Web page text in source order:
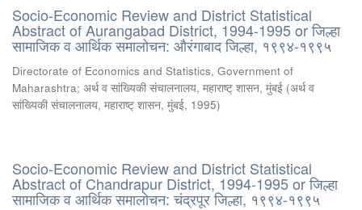
Socio-Economic Review and District Statistical
Abstract of Aurangabad District, 1994-1995 or जिल्हा
सामाजिक व आर्थिक समालोचन: औरंगाबाद जिल्हा, १९९४-१९९५
Directorate of Economics and Statistics, Government of
Maharashtra; अर्थ व सांख्यिकी संचालनालय, महाराष्ट् शासन, मुंबई (अर्थ व
सांख्यिकी संचालनालय, महाराष्ट् शासन, मुंबई, 1995)
Socio-Economic Review and District Statistical
Abstract of Chandrapur District, 1994-1995 or जिल्हा
सामाजिक व आर्थिक समालोचन: चंद्रपूर जिल्हा, १९९४-१९९५